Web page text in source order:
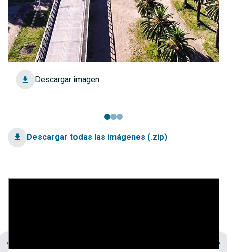
Descargar imagen
Descargar todas las imágenes (.zip)
chevron_left navigate_next